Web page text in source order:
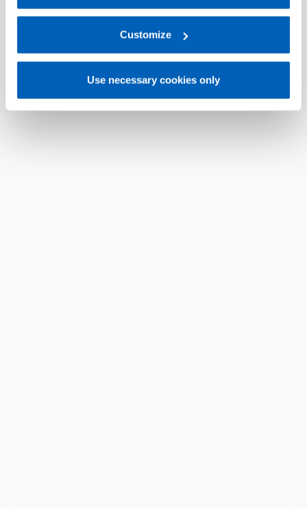
regarding processing of personal data, at the following
Gefran - Privacy Policy.
Customize
Use necessary cookies only